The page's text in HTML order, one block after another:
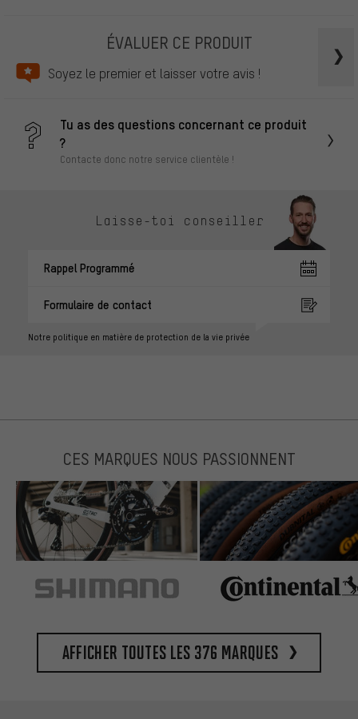
ÉVALUER CE PRODUIT
Soyez le premier et laisser votre avis !
Tu as des questions concernant ce produit
?
Contacte donc notre service clientèle !
Laisse-toi conseiller
Rappel Programmé
Formulaire de contact
Notre politique en matière de protection de la vie privée
CES MARQUES NOUS PASSIONNENT
Afficher toutes les 376 marques